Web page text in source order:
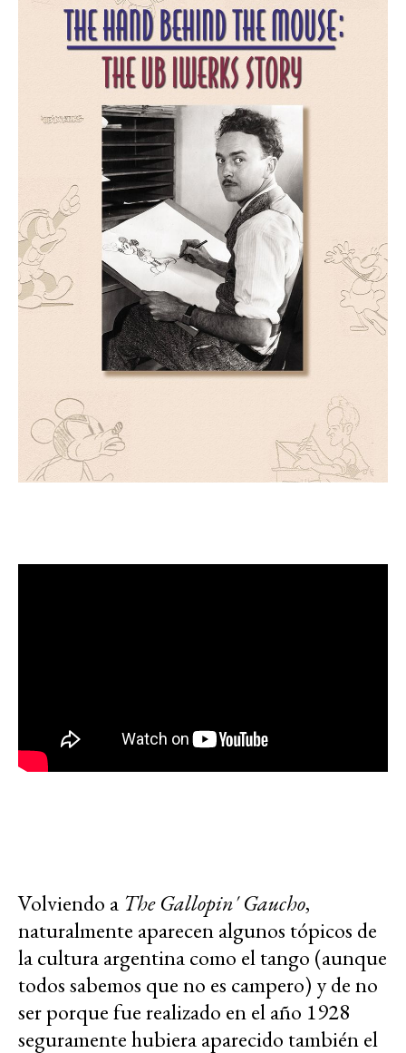
Volviendo a The Gallopin' Gaucho,
naturalmente aparecen algunos tópicos de
la cultura argentina como el tango (aunque
todos sabemos que no es campero) y de no
ser porque fue realizado en el año 1928
seguramente hubiera aparecido también el